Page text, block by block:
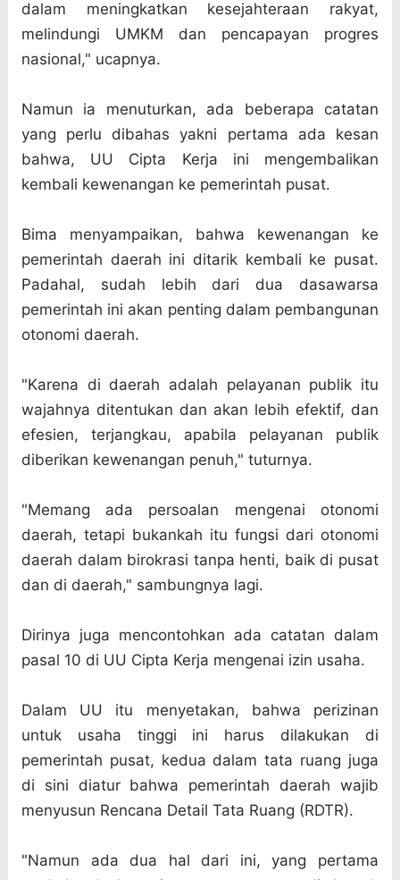
dalam meningkatkan kesejahteraan rakyat,
melindungi UMKM dan pencapayan progres
nasional," ucapnya.
Namun ia menuturkan, ada beberapa catatan
yang perlu dibahas yakni pertama ada kesan
bahwa, UU Cipta Kerja ini mengembalikan
kembali kewenangan ke pemerintah pusat.
Bima menyampaikan, bahwa kewenangan ke
pemerintah daerah ini ditarik kembali ke pusat.
Padahal, sudah lebih dari dua dasawarsa
pemerintah ini akan penting dalam pembangunan
otonomi daerah.
"Karena di daerah adalah pelayanan publik itu
wajahnya ditentukan dan akan lebih efektif, dan
efesien, terjangkau, apabila pelayanan publik
diberikan kewenangan penuh," tuturnya.
"Memang ada persoalan mengenai otonomi
daerah, tetapi bukankah itu fungsi dari otonomi
daerah dalam birokrasi tanpa henti, baik di pusat
dan di daerah," sambungnya lagi.
Dirinya juga mencontohkan ada catatan dalam
pasal 10 di UU Cipta Kerja mengenai izin usaha.
Dalam UU itu menyetakan, bahwa perizinan
untuk usaha tinggi ini harus dilakukan di
pemerintah pusat, kedua dalam tata ruang juga
di sini diatur bahwa pemerintah daerah wajib
menyusun Rencana Detail Tata Ruang (RDTR).
"Namun ada dua hal dari ini, yang pertama